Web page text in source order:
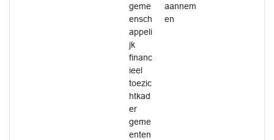
geme
ensch
appeli
jk
financ
ieel
toezic
htkad
er
geme
enten
aannem
en